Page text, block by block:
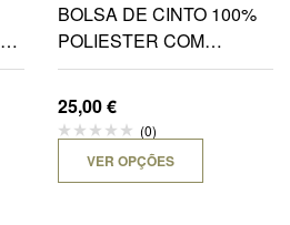
BOLSA DE CINTO 100%
POLIESTER COM
34X16X8CM
25,00€
(0)
VER OPÇÕES